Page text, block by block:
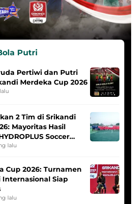
Putri
Pertiwi dan Putri
Merdeka Cup 2026
2 Tim di Srikandi
Mayoritas Hasil
Soccer
lalu
Cup 2026: Turnamen
Internasional Siap
lalu